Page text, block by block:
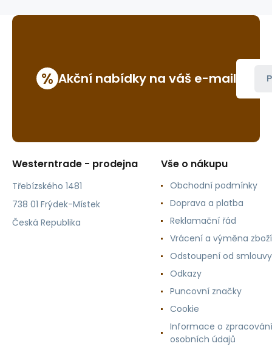
% Akční nabídky na váš e-mail
Westerntrade - prodejna
Třebízského 1481
738 01 Frýdek-Místek
Česká Republika
Vše o nákupu
Obchodní podmínky
Doprava a platba
Reklamační řád
Vrácení a výměna zboží
Odstoupení od smlouvy
Odkazy
Puncovní značky
Cookie
Informace o zpracování
osobních údajů